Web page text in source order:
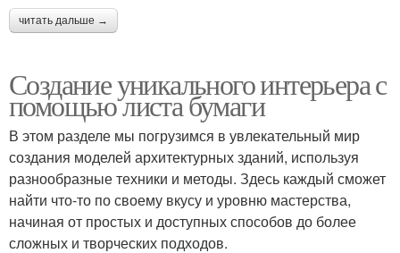
читать дальше →
Создание уникального интерьера с
помощью листа бумаги
В этом разделе мы погрузимся в увлекательный мир
создания моделей архитектурных зданий, используя
разнообразные техники и методы. Здесь каждый сможет
найти что-то по своему вкусу и уровню мастерства,
начиная от простых и доступных способов до более
сложных и творческих подходов.